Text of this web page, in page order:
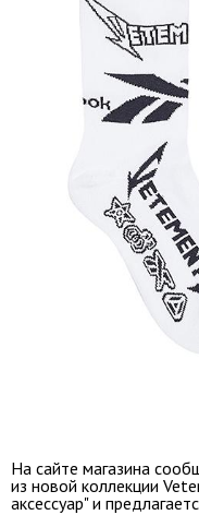
На сайте магазина
из новой коллекции
аксессуар" и